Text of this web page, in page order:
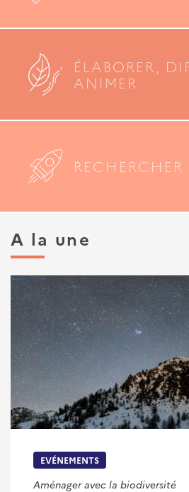
ÉLABORER,
ANIMER
A la une
EVÉNEMENTS
Aménager avec la biodiversité